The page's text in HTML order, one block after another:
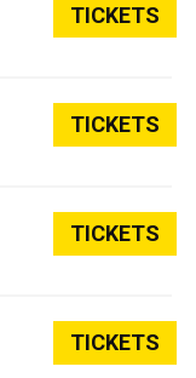
TICKETS
TICKETS
TICKETS
TICKETS